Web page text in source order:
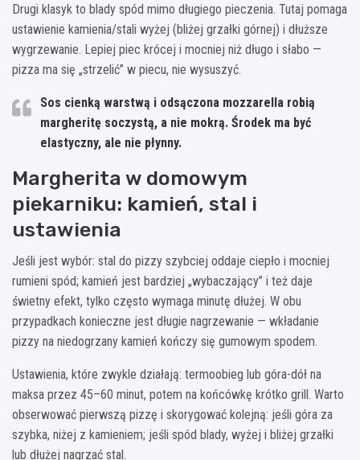
Drugi klasyk to blady spód mimo długiego pieczenia. Tutaj pomaga
ustawienie kamienia/stali wyżej (bliżej grzałki górnej) i dłuższe
wygrzewanie. Lepiej piec krócej i mocniej niż długo i słabo —
pizza ma się „strzelić” w piecu, nie wysuszyć.
Sos cienką warstwą i odsączona mozzarella robią
margheritę soczystą, a nie mokrą. Środek ma być
elastyczny, ale nie płynny.
Margherita w domowym
piekarniku: kamień, stal i
ustawienia
Jeśli jest wybór: stal do pizzy szybciej oddaje ciepło i mocniej
rumieni spód; kamień jest bardziej „wybaczający” i też daje
świetny efekt, tylko często wymaga minutę dłużej. W obu
przypadkach konieczne jest długie nagrzewanie — wkładanie
pizzy na niedogrzany kamień kończy się gumowym spodem.
Ustawienia, które zwykle działają: termoobieg lub góra-dół na
maksa przez 45–60 minut, potem na końcówkę krótko grill. Warto
obserwować pierwszą pizzę i skorygować kolejną: jeśli góra za
szybka, niżej z kamieniem; jeśli spód blady, wyżej i bliżej grzałki
lub dłużej nagrzać stal.